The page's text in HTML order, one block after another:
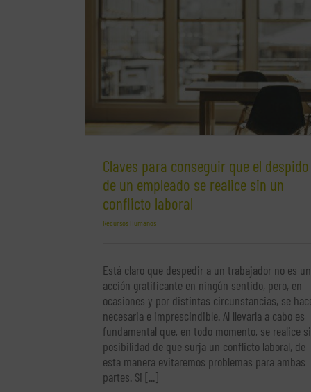
Claves para conseguir que el despido
de un empleado se realice sin un
conflicto laboral
Recursos Humanos
Está claro que despedir a un trabajador no es
acción gratificante en ningún sentido, pero, en
ocasiones y por distintas circunstancias, se
necesaria e imprescindible. Al llevarla a cabo es
fundamental que, en todo momento, se realice
posibilidad de que surja un conflicto laboral, de
esta manera evitaremos problemas para ambas
partes. Si [...]
Razones para despedir a un trabajador
Recursos Humanos